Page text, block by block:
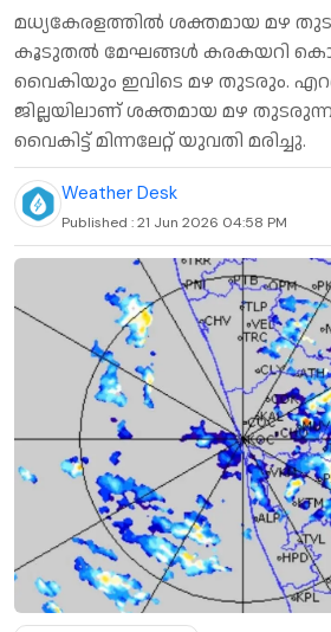
മധ്യകേരളത്തിൽ ശക്തമായ മഴ
കൂടുതൽ മേഘങ്ങൾ കരകയറി
വൈകിയും ഇവിടെ മഴ തുടരും.
ജില്ലയിലാണ് ശക്തമായ മഴ
വൈകിട്ട് മിന്നലേറ്റ് യുവതി മരിച്ചു.
Weather Desk
Published :21 Jun 2026 04:58 PM